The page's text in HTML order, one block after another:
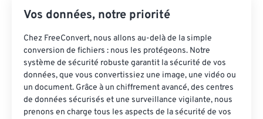
Vos données, notre priorité
Chez FreeConvert, nous allons au-delà de la simple
conversion de fichiers : nous les protégeons. Notre
système de sécurité robuste garantit la sécurité de vos
données, que vous convertissiez une image, une vidéo ou
un document. Grâce à un chiffrement avancé, des centres
de données sécurisés et une surveillance vigilante, nous
prenons en charge tous les aspects de la sécurité de vos